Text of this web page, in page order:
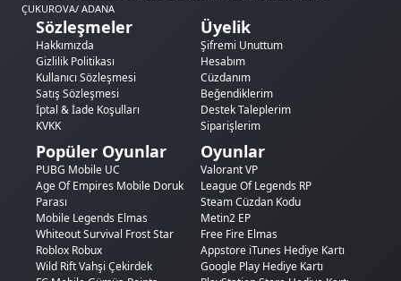
ÇUKUROVA/ ADANA
Sözleşmeler
Hakkımızda
Gizlilik Politikası
Kullanıcı Sözleşmesi
Satış Sözleşmesi
İptal & İade Koşulları
KVKK
Üyelik
Şifremi Unuttum
Hesabım
Cüzdanım
Beğendiklerim
Destek Taleplerim
Siparişlerim
Popüler Oyunlar
PUBG Mobile UC
Age Of Empires Mobile Doruk
Parası
Mobile Legends Elmas
Whiteout Survival Frost Star
Roblox Robux
Wild Rift Vahşi Çekirdek
Oyunlar
Valorant VP
League Of Legends RP
Steam Cüzdan Kodu
Metin2 EP
Free Fire Elmas
Appstore iTunes Hediye Kartı
Google Play Hediye Kartı